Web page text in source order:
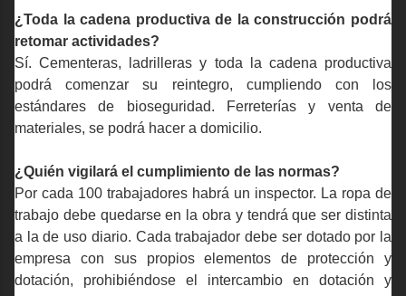
¿Toda la cadena productiva de la construcción podrá
retomar actividades?
Sí. Cementeras, ladrilleras y toda la cadena productiva
podrá comenzar su reintegro, cumpliendo con los
estándares de bioseguridad. Ferreterías y venta de
materiales, se podrá hacer a domicilio.
¿Quién vigilará el cumplimiento de las normas?
Por cada 100 trabajadores habrá un inspector. La ropa de
trabajo debe quedarse en la obra y tendrá que ser distinta
a la de uso diario. Cada trabajador debe ser dotado por la
empresa con sus propios elementos de protección y
dotación, prohibiéndose el intercambio en dotación y